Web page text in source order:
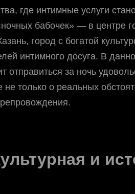
где интимные услуги
бабочек» — в центре
город с богатой
интимного досуга. В
отправиться за ночь
только о реальных
и